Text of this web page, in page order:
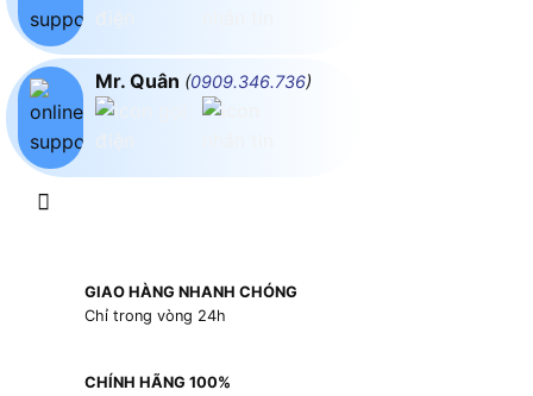
Mr. Quân (0909.346.736)
GIAO HÀNG NHANH CHÓNG
Chỉ trong vòng 24h
CHÍNH HÃNG 100%